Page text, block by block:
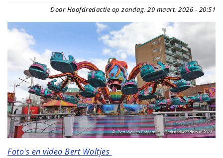
Door Hoofdredactie op zondag, 29 maart, 2026 - 20:51
Foto's en video Bert Woltjes